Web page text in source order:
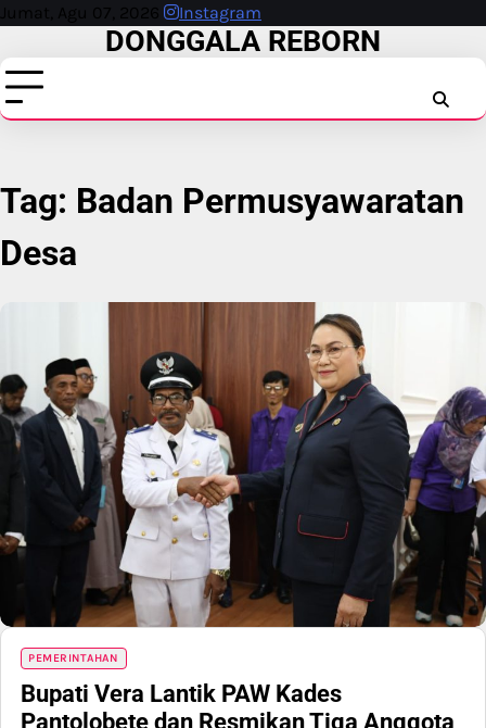
Skip
content
Jumat, Agu 07, 2026 Instagram
DONGGALA REBORN
Tag: Badan Permusyawaratan
Desa
PEMERINTAHAN
Bupati Vera Lantik PAW Kades
Pantolobete dan Resmikan Tiga Anggota